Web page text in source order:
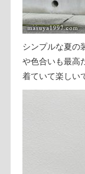
シンプルな夏の
や色合いも最高
着ていて楽しい